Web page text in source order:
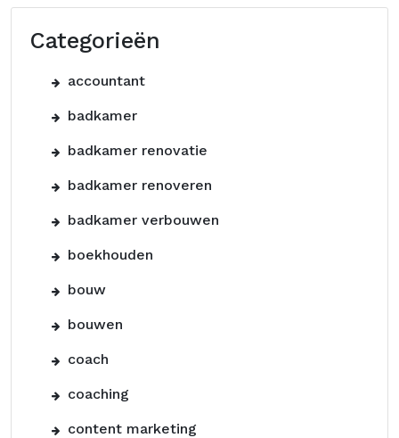
Categorieën
accountant
badkamer
badkamer renovatie
badkamer renoveren
badkamer verbouwen
boekhouden
bouw
bouwen
coach
coaching
content marketing